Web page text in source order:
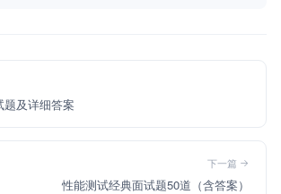
及详细答案
下一篇
性能测试经典面试题50道（含答案）